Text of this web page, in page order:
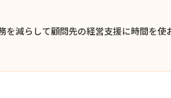
減らして顧問先の経営支援に時間を使